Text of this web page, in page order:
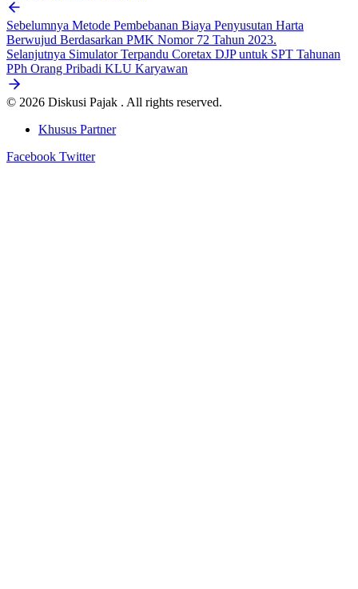
Sebelumnya Metode Pembebanan Biaya Penyusutan Harta
Berwujud Berdasarkan PMK Nomor 72 Tahun 2023.
Selanjutnya Simulator Terpandu Coretax DJP untuk SPT Tahunan
PPh Orang Pribadi KLU Karyawan
© 2026 Diskusi Pajak . All rights reserved.
Khusus Partner
Facebook Twitter